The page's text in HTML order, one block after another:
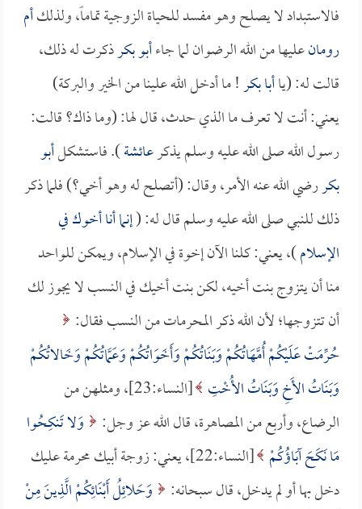
فالاستبداد لا يصلح وهو مفسد للحياة الزوجية تماماً، ولذلكأم
رومانعليها من الله الرضوان لما جاءأبو بكرذكرت له ذلك،
قالت له: (ياأبا بكر! ما أدخل الله علينا من الخير والبركة)
يعني: أنت لا تعرف ما الذي حدث، قال لها: (وما ذاك؟ قالت:
رسول الله صلى الله عليه وسلم يذكرعائشة). فاستشكلأبو
بكررضي الله عنه الأمر، وقال: (أتصلح له وهو أخي؟) فلما ذكر
ذلك للنبي صلى الله عليه وسلم قال له: (إنما أنا أخوك في
الإسلام)، يعني: كلنا الآن إخوة في الإسلام، ويمكن للواحد
منا أن يتزوج بنت أخيه، لكن بنت أخيك في النسب لا يجوز لك
أن تتزوجها؛ لأن الله ذكر المحرمات من النسب فقال:
حُرِّمَتْ عَلَيْكُمْ أُمَّهَاتُكُمْ وَبَنَاتُكُمْ وَأَخَوَاتُكُمْ وَعَمَّاتُكُمْ وَخَالاتُكُمْ
وَبَنَاتُ الأَخِ وَبَنَاتُ الأُخْتِ
[النساء:23]، ومثلهن من
الرضاع، وأربع من المصاهرة، قال الله عز وجل:
وَلا تَنكِحُوا
مَا نَكَحَ آبَاؤُكُمْ
[النساء:22]، يعني: زوجة أبيك محرمة عليك
دخل بها أو لم يدخل، قال سبحانه:
وَحَلائِلُ أَبْنَائِكُمْ الَّذِينَ مِنْ